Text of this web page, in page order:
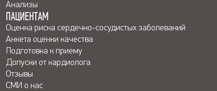
Анализы
ПАЦИЕНТАМ
Оценка риска сердечно-сосудистых заболеваний
Анкета оценки качества
Подготовка к приему
Допуски от кардиолога
Отзывы
СМИ о нас